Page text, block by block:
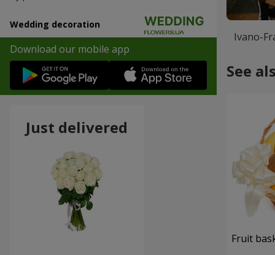
Wedding decoration
Download our mobile app
Ivano-
See
Fruit
Just delivered